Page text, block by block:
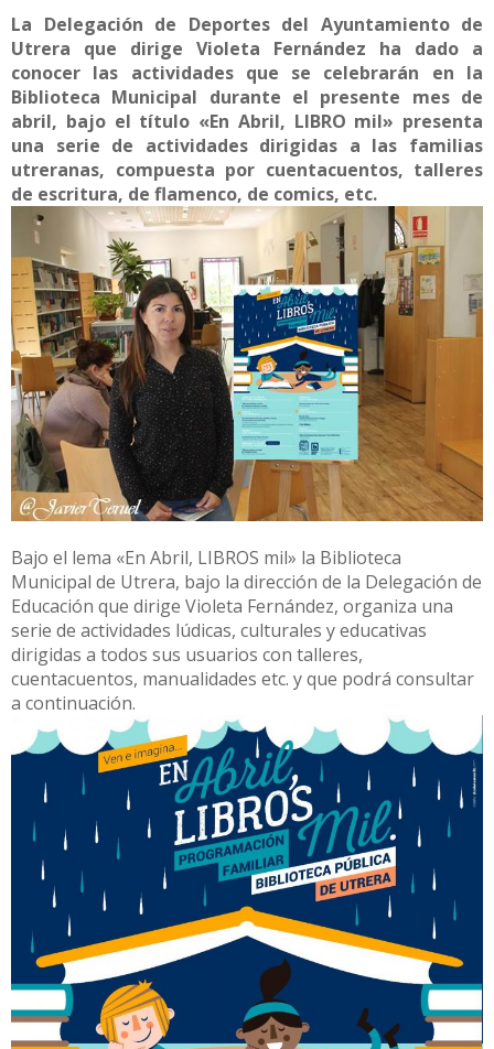
La Delegación de Deportes del Ayuntamiento de
Utrera que dirige Violeta Fernández ha dado a
conocer las actividades que se celebrarán en la
Biblioteca Municipal durante el presente mes de
abril, bajo el título «En Abril, LIBRO mil» presenta
una serie de actividades dirigidas a las familias
utreranas, compuesta por cuentacuentos, talleres
de escritura, de flamenco, de comics, etc.
Bajo el lema «En Abril, LIBROS mil» la Biblioteca
Municipal de Utrera, bajo la dirección de la Delegación de
Educación que dirige Violeta Fernández, organiza una
serie de actividades lúdicas, culturales y educativas
dirigidas a todos sus usuarios con talleres,
cuentacuentos, manualidades etc. y que podrá consultar
a continuación.